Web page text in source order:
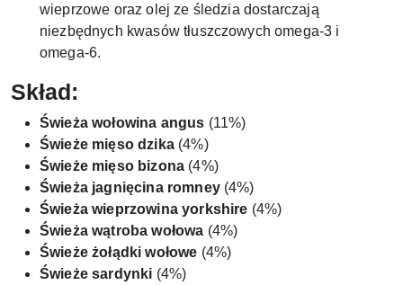
wieprzowe oraz olej ze śledzia dostarczają
niezbędnych kwasów tłuszczowych omega-3 i
omega-6.
Skład:
Świeża wołowina angus (11%)
Świeże mięso dzika(4%)
Świeże mięso bizona (4%)
Świeża jagnięcina romney(4%)
Świeża wieprzowina yorkshire (4%)
Świeża wątroba wołowa (4%)
Świeże żołądki wołowe (4%)
Świeże sardynki (4%)